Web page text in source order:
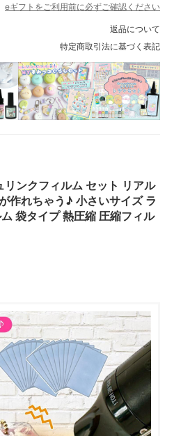
eギフトをご利用前に必ずご確認ください
返品について
特定商取引法に基づく表記
リンクフィルム セット リアル
作れちゃう♪ 小さいサイズ ラ
袋タイプ 熱圧縮 圧縮フィル